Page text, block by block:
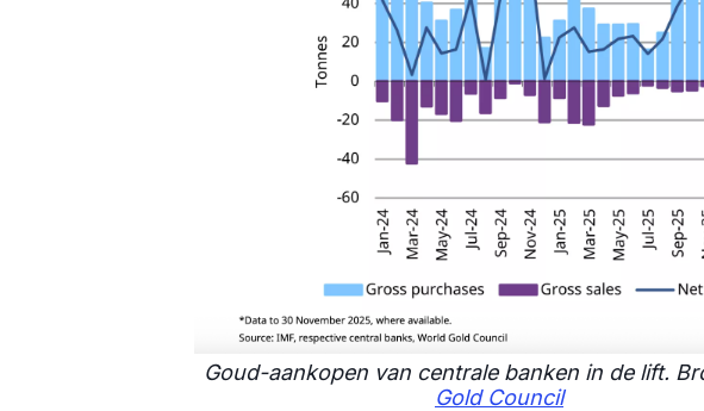
Goud-aankopen van centrale banken in de lift.
Gold Council